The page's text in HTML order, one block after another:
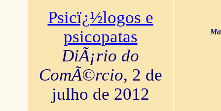
Psicï¿½logos e
psicopatas
DiÃ¡rio do
ComÃ©rcio, 2 de
julho de 2012